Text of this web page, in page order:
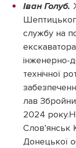
Іван Голуб.
службу на
інженерно-
технічної
лав
2024
Слов’янськ
Донецької